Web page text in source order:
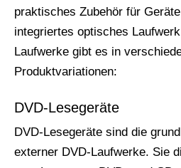
praktisches Zubehör für
integriertes optisches
Laufwerke gibt es in
Produktvariationen:
DVD-Lesegeräte
DVD-Lesegeräte sind die
externer DVD-Laufwerke. Sie